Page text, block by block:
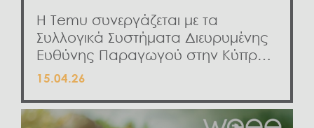
Η Temu συνεργάζεται με τα
Συλλογικά Συστήματα Διευρυμένης
Ευθύνης Παραγωγού στην Κύπρο
για τη στήριξη της συμμόρφωσης
15.04.26